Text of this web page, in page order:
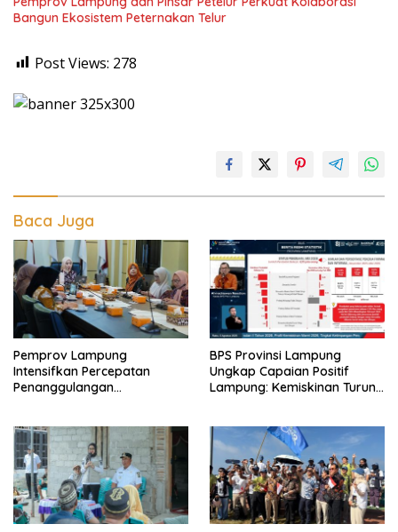
Bangun Ekosistem Peternakan Telur
Post Views: 278
Baca Juga
Pemprov Lampung
Intensifkan Percepatan
Penanggulangan
BPS Provinsi Lampung
Ungkap Capaian Positif
Lampung: Kemiskinan Turun,